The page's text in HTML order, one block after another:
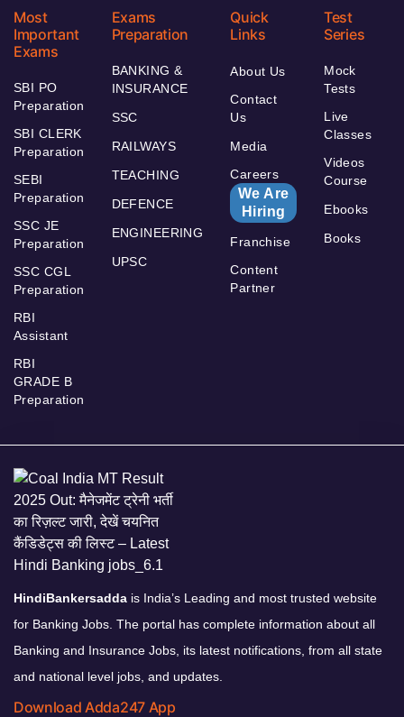
Most
Important
Exams
SBI PO
Preparation
SBI CLERK
Preparation
SEBI
Preparation
SSC JE
Preparation
SSC CGL
Preparation
RBI
Assistant
RBI
GRADE B
Preparation
Exams
Preparation
BANKING &
INSURANCE
SSC
RAILWAYS
TEACHING
DEFENCE
ENGINEERING
UPSC
Quick
Links
About Us
Contact
Us
Media
Careers
We Are
Hiring
Franchise
Content
Partner
Test
Series
Mock
Tests
Live
Classes
Videos
Course
Ebooks
Books
HindiBankersadda is India’s Leading and most trusted website
for Banking Jobs. The portal has complete information about all
Banking and Insurance Jobs, its latest notifications, from all state
and national level jobs, and updates.
Download Adda247 App